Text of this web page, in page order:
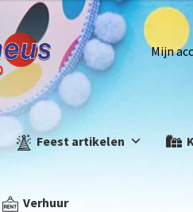
Mijn
Feest artikelen
Verhuur